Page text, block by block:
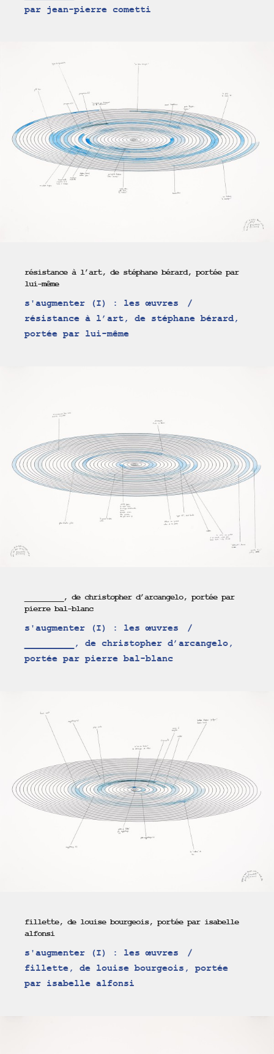
par jean-pierre cometti
résistance à l’art, de stéphane bérard, portée par
lui-même
s'augmenter (I) : les œuvres
résistance à l’art, de stéphane bérard,
portée par lui-même
_________, de christopher d’arcangelo, portée par
pierre bal-blanc
s'augmenter (I) : les œuvres
_________, de christopher d’arcangelo,
portée par pierre bal-blanc
fillette, de louise bourgeois, portée par isabelle
alfonsi
s'augmenter (I) : les œuvres
fillette, de louise bourgeois, portée
par isabelle alfonsi